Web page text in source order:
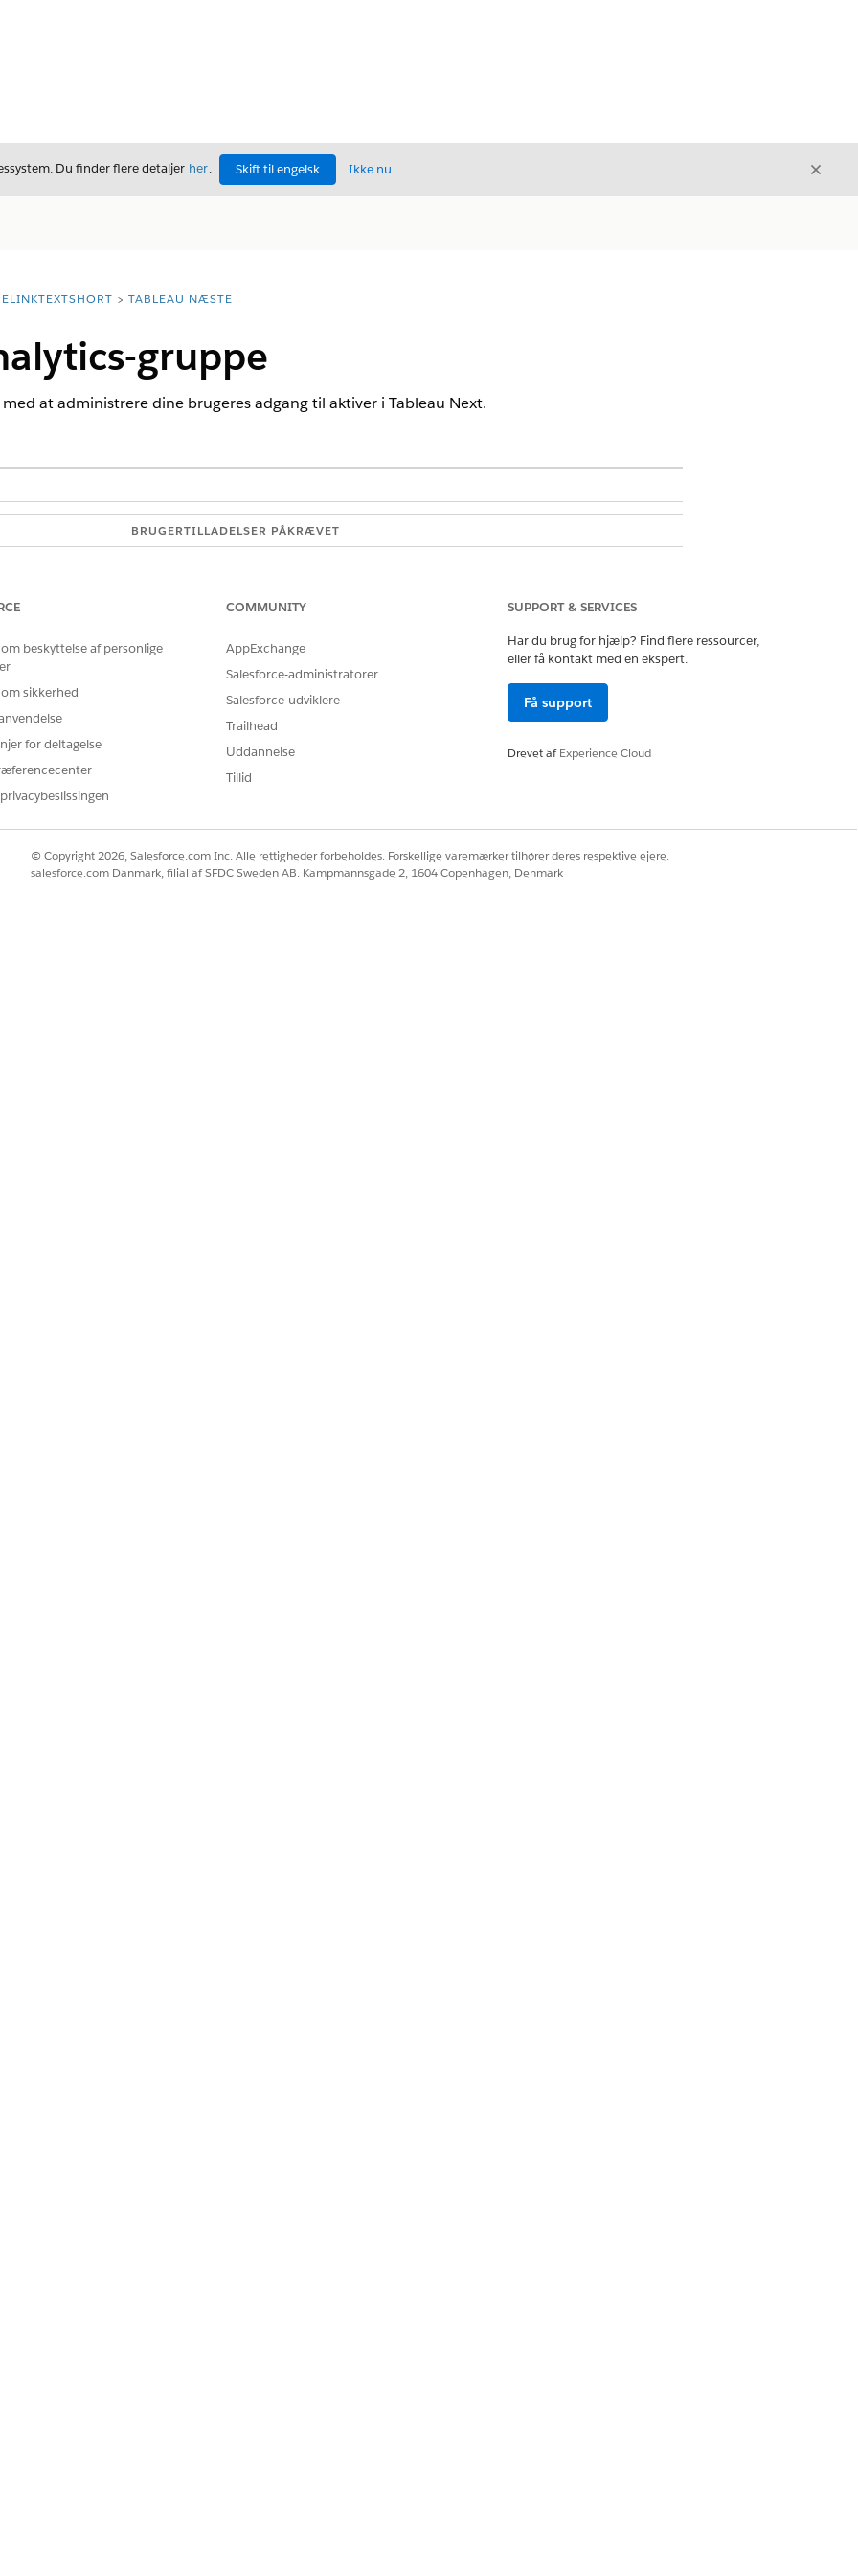
Du finder flere detaljer her. Skift til engelsk Ikke nu Luk
TABLEAU NÆSTE
gruppe
at administrere dine brugeres adgang til aktiver i Tableau Next.
BRUGERTILLADELSER PÅKRÆVET
ELLER
Tableau Unmetered Admin eller Tableau
Next Admin
Find hurtigt i Opsætning, og vælg det.
det navn, der bruges til at referere til gruppen i brugergrænsefladen. API-navnet udfyldes på basis af det,
du kan ændre det, hvis du ønsker det.
beskyttelse af personlige
sikkerhed
for deltagelse
COMMUNITY
AppExchange
Salesforce-administratorer
Salesforce-udviklere
Trailhead
Uddannelse
Tillid
SUPPORT & SERVICES
Har du brug for hjælp? Find flere ressourcer,
eller få kontakt med en ekspert.
Få support
Drevet afExperience Cloud
© Copyright 2026, Salesforce.com Inc. Alle rettigheder forbeholdes. Forskellige varemærker tilhører deres respektive ejere.
salesforce.com Danmark, filial af SFDC Sweden AB. Kampmannsgade 2, 1604 Copenhagen, Denmark